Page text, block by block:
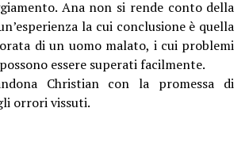
Ana non si rende conto della
la cui conclusione è quella
di un uomo malato, i cui problemi
essere superati facilmente.
Christian con la promessa di
orrori vissuti.